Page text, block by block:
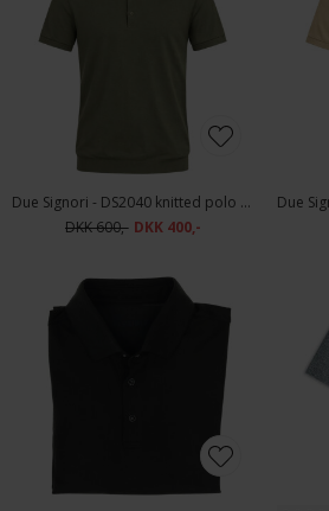
Due Signori - DS2040 knitted polo | Polo T-shirt Green
DKK 600,- DKK 400,-